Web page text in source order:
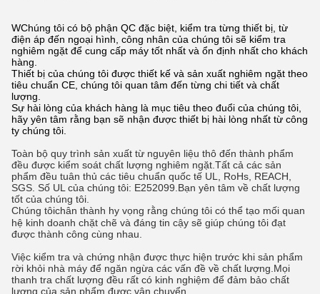
WChúng tôi có bộ phận QC đặc biệt, kiểm tra từng thiết bị, từ
điện áp đến ngoại hình, công nhân của chúng tôi sẽ kiểm tra
nghiêm ngặt để cung cấp máy tốt nhất và ổn định nhất cho khách
hàng.
Thiết bị của chúng tôi được thiết kế và sản xuất nghiêm ngặt theo
tiêu chuẩn CE, chúng tôi quan tâm đến từng chi tiết và chất
lượng.
Sự hài lòng của khách hàng là mục tiêu theo đuổi của chúng tôi,
hãy yên tâm rằng bạn sẽ nhận được thiết bị hài lòng nhất từ ​​công
ty chúng tôi.
Toàn bộ quy trình sản xuất từ ​​nguyên liệu thô đến thành phẩm
đều được kiểm soát chất lượng nghiêm ngặt.Tất cả các sản
phẩm đều tuân thủ các tiêu chuẩn quốc tế UL, RoHs, REACH,
SGS. Số UL của chúng tôi: E252099.Bạn yên tâm về chất lượng
tốt của chúng tôi.
Chúng tôichân thành hy vọng rằng chúng tôi có thể tạo mối quan
hệ kinh doanh chặt chẽ và đáng tin cậy sẽ giúp chúng tôi đạt
được thành công cùng nhau.
Việc kiểm tra và chứng nhận được thực hiện trước khi sản phẩm
rời khỏi nhà máy để ngăn ngừa các vấn đề về chất lượng.Mọi
thanh tra chất lượng đều rất có kinh nghiệm để đảm bảo chất
lượng của sản phẩm được vận chuyển